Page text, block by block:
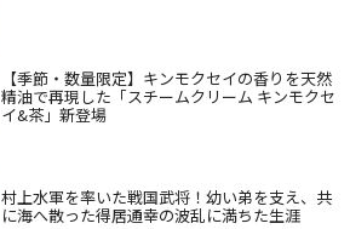
【季節・数量限定】キンモクセイの香りを天然
精油で再現した「スチームクリーム キンモクセ
イ&茶」新登場
村上水軍を率いた戦国武将！幼い弟を支え、共
に海へ散った得居通幸の波乱に満ちた生涯